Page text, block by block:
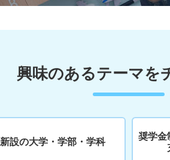
興味のあるテーマを
新設の大学・学部・学科
奨学金